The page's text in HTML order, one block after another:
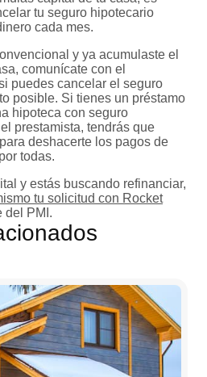
tu seguro hipotecario
cada mes.
y ya acumulaste el
comunícate con el
puedes cancelar el seguro
posible. Si tienes un préstamo
hipoteca con seguro
prestamista, tendrás que
deshacerte los pagos de
todas.
y estás buscando refinanciar,
tu solicitud con Rocket
del PMI.